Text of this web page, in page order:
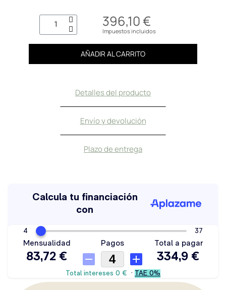
396,10 €
Impuestos incluidos
AÑADIR AL CARRITO
Detalles del producto
Envío y devolución
Plazo de entrega